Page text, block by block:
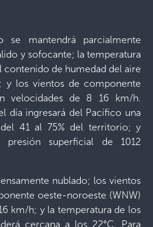
mantendrá parcialmente
y sofocante; la temperatura
contenido de humedad del aire
y los vientos de componente
velocidades de 8 16 km/h.
día ingresará del Pacífico una
41 al 75% del territorio; y
presión superficial de 1012
nublado; los vientos
oeste-noroeste (WNW)
km/h; y la temperatura de los
cercana a los 22°C. Para